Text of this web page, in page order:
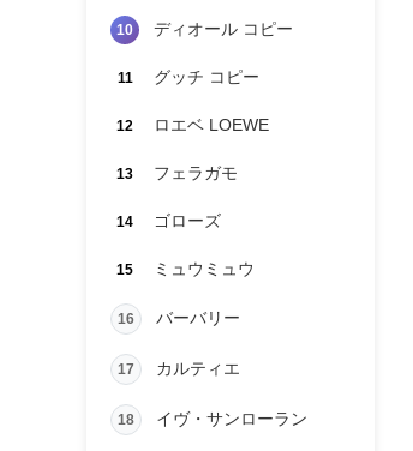
10 ディオール コピー
11 グッチ コピー
12 ロエベ LOEWE
13 フェラガモ
14 ゴローズ
15 ミュウミュウ
16 バーバリー
17 カルティエ
18 イヴ・サンローラン